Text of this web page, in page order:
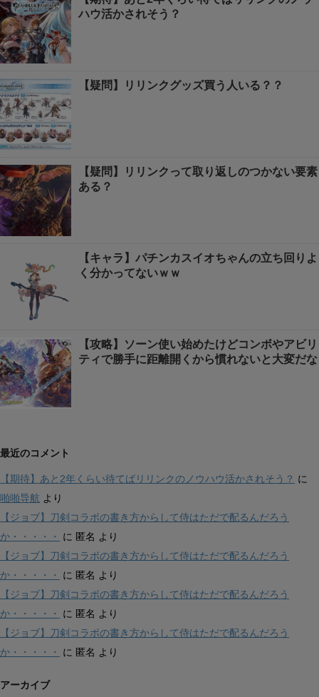
ハウ活かされそう？
【疑問】リリンクグッズ買う人いる？？
【疑問】リリンクって取り返しのつかない要素
ある？
【キャラ】パチンカスイオちゃんの立ち回りよ
く分かってないｗｗ
【攻略】ソーン使い始めたけどコンボやアビリ
ティで勝手に距離開くから慣れないと大変だな
最近のコメント
【期待】あと2年くらい待てばリリンクのノウハウ活かされそう？ に
啪啪导航 より
【ジョブ】刀剣コラボの書き方からして侍はただで配るんだろう
か・・・・・
に 匿名 より
【ジョブ】刀剣コラボの書き方からして侍はただで配るんだろう
か・・・・・
に 匿名 より
【ジョブ】刀剣コラボの書き方からして侍はただで配るんだろう
か・・・・・
に 匿名 より
【ジョブ】刀剣コラボの書き方からして侍はただで配るんだろう
か・・・・・
に 匿名 より
アーカイブ